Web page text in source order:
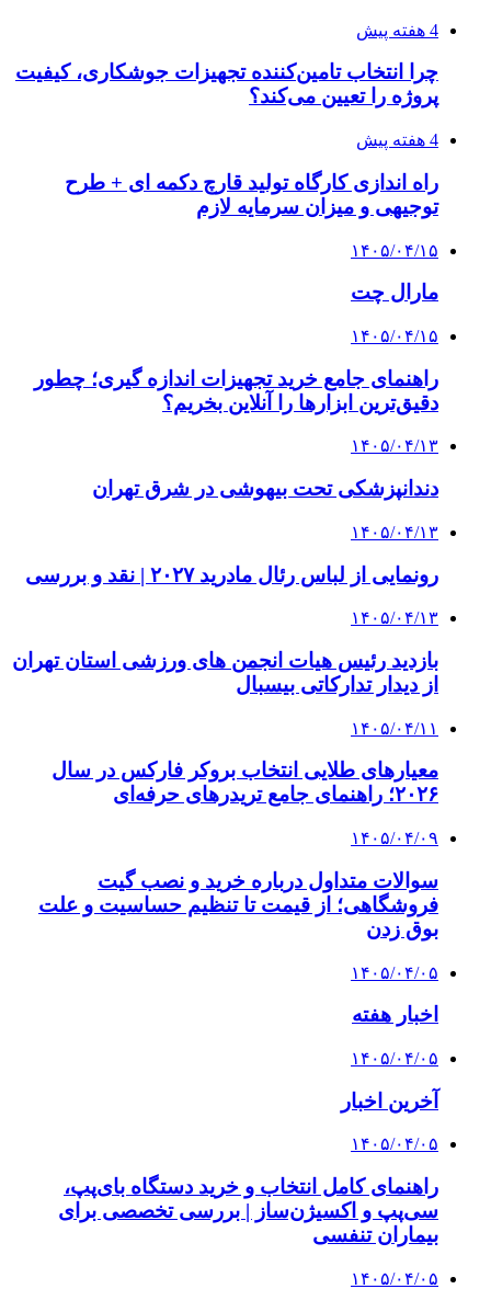
4 هفته پیش
چرا انتخاب تامین‌کننده تجهیزات جوشکاری، کیفیت
پروژه را تعیین می‌کند؟
4 هفته پیش
راه اندازی کارگاه تولید قارچ دکمه ای + طرح
توجیهی و میزان سرمایه لازم
۱۴۰۵/۰۴/۱۵
مارال چت
۱۴۰۵/۰۴/۱۵
راهنمای جامع خرید تجهیزات اندازه گیری؛ چطور
دقیق‌ترین ابزارها را آنلاین بخریم؟
۱۴۰۵/۰۴/۱۳
دندانپزشکی تحت بیهوشی در شرق تهران
۱۴۰۵/۰۴/۱۳
رونمایی از لباس رئال مادرید ۲۰۲۷ | نقد و بررسی
۱۴۰۵/۰۴/۱۳
بازدید رئیس هیات انجمن های ورزشی استان تهران
از دیدار تدارکاتی بیسبال
۱۴۰۵/۰۴/۱۱
معیارهای طلایی انتخاب بروکر فارکس در سال
۲۰۲۶؛ راهنمای جامع تریدرهای حرفه‌ای
۱۴۰۵/۰۴/۰۹
سوالات متداول درباره خرید و نصب گیت
فروشگاهی؛ از قیمت تا تنظیم حساسیت و علت
بوق زدن
۱۴۰۵/۰۴/۰۵
اخبار هفته
۱۴۰۵/۰۴/۰۵
آخرین اخبار
۱۴۰۵/۰۴/۰۵
راهنمای کامل انتخاب و خرید دستگاه بای‌پپ،
سی‌پپ و اکسیژن‌ساز | بررسی تخصصی برای
بیماران تنفسی
۱۴۰۵/۰۴/۰۵